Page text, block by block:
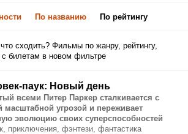
По названию По рейтингу
сходить? Фильмы по жанру, рейтингу,
билетам в новом фильтре
паук: Новый день
всеми Питер Паркер сталкивается с
масштабной угрозой и переживает
эволюцию своих суперспособностей
приключения, фэнтези, фантастика